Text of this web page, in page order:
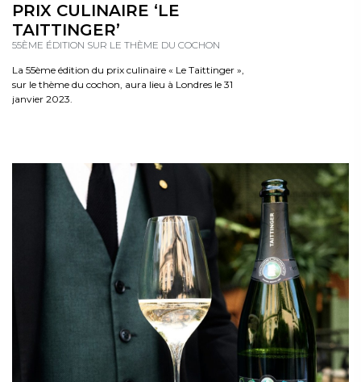
PRIX CULINAIRE ‘LE
TAITTINGER’
55ÈME ÉDITION SUR LE THÈME DU COCHON
La 55ème édition du prix culinaire « Le Taittinger »,
sur le thème du cochon, aura lieu à Londres le 31
janvier 2023.